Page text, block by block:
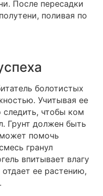
После пересадки
поливая по
болотистых
Учитывая ее
чтобы ком
Грунт должен быть
помочь
гранул
впитывает влагу
ее растению,